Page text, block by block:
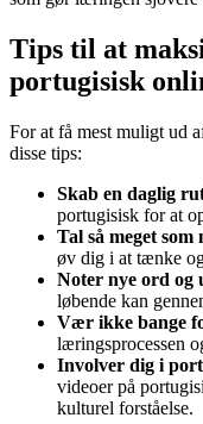
Tips til at
portugisisk
For at få mest muligt ud
disse tips:
Skab en daglig
portugisisk for at
Tal så meget som
øv dig i at tænke
Noter nye ord og
løbende kan
Vær ikke bange
læringsprocessen
Involver dig i
videoer på
kulturel forståelse.